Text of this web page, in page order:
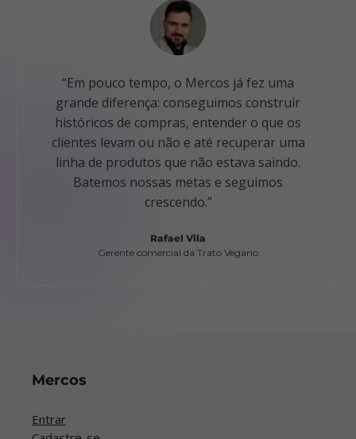
“Em pouco tempo, o Mercos já fez uma
grande diferença: conseguimos construir
históricos de compras, entender o que os
clientes levam ou não e até recuperar uma
linha de produtos que não estava saindo.
Batemos nossas metas e seguimos
crescendo.”
Rafael Vila
Gerente comercial da Trato Vegano
Mercos
Entrar